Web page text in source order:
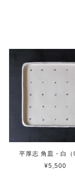
平厚志 角皿・白（
¥5,500